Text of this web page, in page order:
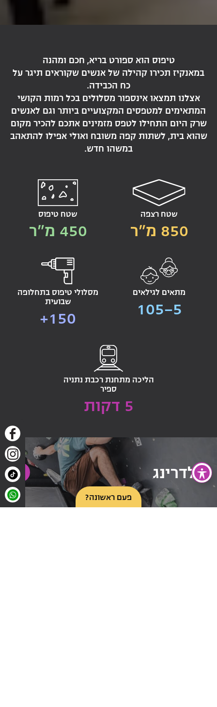
פעם ראשונה?
טיפוס הוא ספורט בריא, חכם ומהנה
במאנקיז תכירו קהילה של אנשים שקוראים תיגר על
כח הכבידה.
אצלנו תמצאו אינספור מסלולים בכל רמות הקושי
המתאימים למטפסים המקצועיים ביותר וגם לאנשים
שרק היום התחילו לטפס מזמינים אתכם להכיר מקום
שהוא בית, לשתות קפה משובח ואולי אפילו להתאהב
במשהו חדש.
שטח רצפה שטח טיפוס
מתאים לגילאים
105-5
מסלולי טיפוס בתחלופה
שבועית
150+
הליכה מתחנת רכבת נתניה
ספיר
5 דקות
בולדרינג